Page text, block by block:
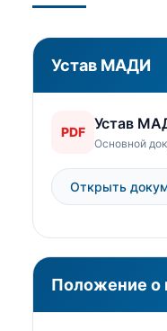
Устав МАДИ
PDF Устав
Основной
Открыть
Положение о